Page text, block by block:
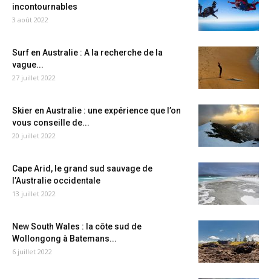
incontournables
3 août 2022
Surf en Australie : A la recherche de la
vague...
27 juillet 2022
Skier en Australie : une expérience que l’on
vous conseille de...
20 juillet 2022
Cape Arid, le grand sud sauvage de
l’Australie occidentale
13 juillet 2022
New South Wales : la côte sud de
Wollongong à Batemans...
6 juillet 2022